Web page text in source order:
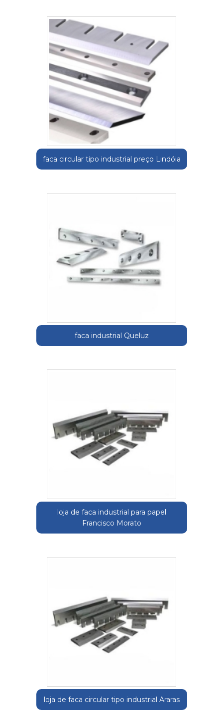
faca circular tipo industrial preço Lindóia
faca industrial Queluz
loja de faca industrial para papel
Francisco Morato
loja de faca circular tipo industrial Araras